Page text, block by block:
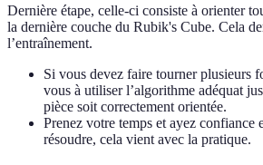
Dernière étape, celle-ci consiste à orienter
la dernière couche du Rubik's Cube. Cela
l’entraînement.
Si vous devez faire tourner plusieurs
vous à utiliser l’algorithme adéquat
pièce soit correctement orientée.
Prenez votre temps et ayez confiance
résoudre, cela vient avec la pratique.